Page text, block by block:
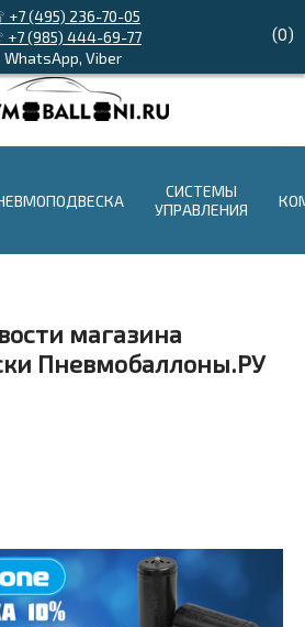
(495) 236-70-05
(985) 444-69-77
WhatsApp, Viber
(0)
СИСТЕМЫ
УПРАВЛЕНИЯ
магазина
Пневмобаллоны.РУ